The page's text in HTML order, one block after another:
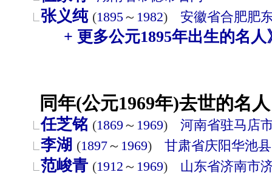
张义纯 (1895～ 1982) 安徽省合肥肥
+ 更多公元1895年出生的名人
同年(公元1969年)去世的名
任芝铭 (1869 ～ 1969) 河南省驻马店
李湖 (1897～ 1969) 甘肃省庆阳华池县
范峻青 (1912 ～ 1969) 山东省济南市